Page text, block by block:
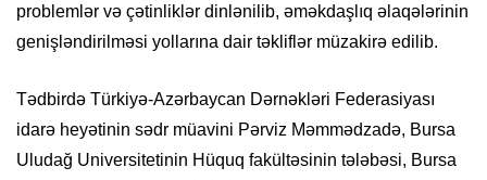
problemlər və çətinliklər dinlənilib, əməkdaşlıq əlaqələrinin
genişləndirilməsi yollarına dair təkliflər müzakirə edilib.
Tədbirdə Türkiyə-Azərbaycan Dərnəkləri Federasiyası
idarə heyətinin sədr müavini Pərviz Məmmədzadə, Bursa
Uludağ Universitetinin Hüquq fakültəsinin tələbəsi, Bursa